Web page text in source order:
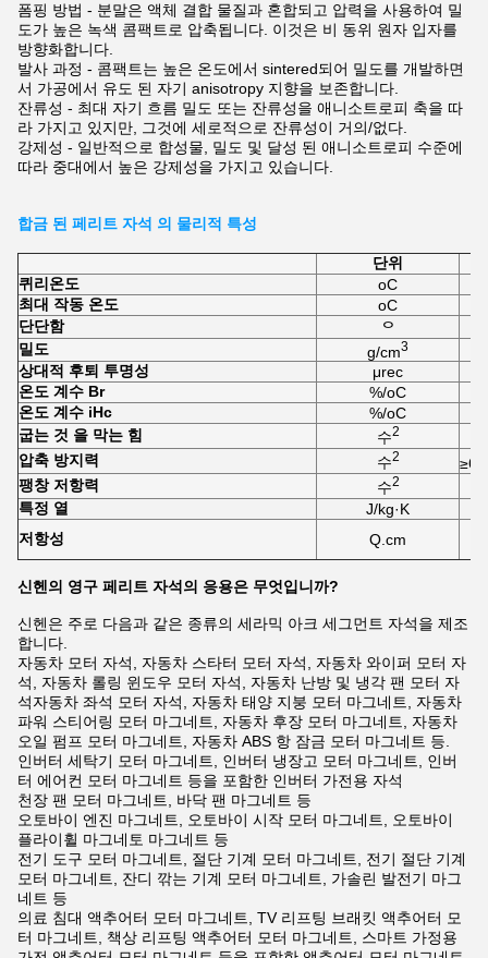
폼핑 방법 - 분말은 액체 결합 물질과 혼합되고 압력을 사용하여 밀
도가 높은 녹색 콤팩트로 압축됩니다. 이것은 비 동위 원자 입자를
방향화합니다.
발사 과정 - 콤팩트는 높은 온도에서 sintered되어 밀도를 개발하면
서 가공에서 유도 된 자기 anisotropy 지향을 보존합니다.
잔류성 - 최대 자기 흐름 밀도 또는 잔류성을 애니소트로피 축을 따
라 가지고 있지만, 그것에 세로적으로 잔류성이 거의/없다.
강제성 - 일반적으로 합성물, 밀도 및 달성 된 애니소트로피 수준에
따라 중대에서 높은 강제성을 가지고 있습니다.
합금 된 페리트 자석 의 물리적 특성
단위
퀴리 온도
oC
최대 작동 온도
oC
단단함
ᄋ
밀도
g/cm3
상대적 후퇴 투명성
μrec
온도 계수 Br
%/oC
온도 계수 iHc
%/oC
굽는 것 을 막는 힘
수2
압축 방지력 수2
팽창 저항력
수2
특정 열
J/kg·K
저항성
Q.cm
신헨의 영구 페리트 자석의 응용은 무엇입니까?
신헨은 주로 다음과 같은 종류의 세라믹 아크 세그먼트 자석을 제조
합니다.
자동차 모터 자석, 자동차 스타터 모터 자석, 자동차 와이퍼 모터 자
석, 자동차 롤링 윈도우 모터 자석, 자동차 난방 및 냉각 팬 모터 자
석자동차 좌석 모터 자석, 자동차 태양 지붕 모터 마그네트, 자동차
파워 스티어링 모터 마그네트, 자동차 후장 모터 마그네트, 자동차
오일 펌프 모터 마그네트, 자동차 ABS 항 잠금 모터 마그네트 등.
인버터 세탁기 모터 마그네트, 인버터 냉장고 모터 마그네트, 인버
터 에어컨 모터 마그네트 등을 포함한 인버터 가전용 자석
천장 팬 모터 마그네트, 바닥 팬 마그네트 등
오토바이 엔진 마그네트, 오토바이 시작 모터 마그네트, 오토바이
플라이휠 마그네토 마그네트 등
전기 도구 모터 마그네트, 절단 기계 모터 마그네트, 전기 절단 기계
모터 마그네트, 잔디 깎는 기계 모터 마그네트, 가솔린 발전기 마그
네트 등
의료 침대 액추어터 모터 마그네트, TV 리프팅 브래킷 액추어터 모
터 마그네트, 책상 리프팅 액추어터 모터 마그네트, 스마트 가정용